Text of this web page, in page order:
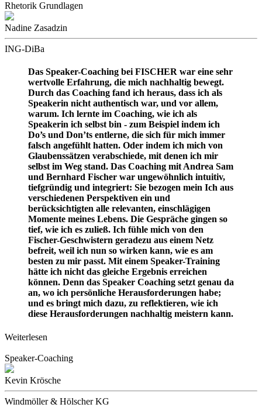
Rhetorik Grundlagen
Nadine Zasadzin
ING-DiBa
Das Speaker-Coaching bei FISCHER war eine sehr
wertvolle Erfahrung, die mich nachhaltig bewegt.
Durch das Coaching fand ich heraus, dass ich als
Speakerin nicht authentisch war, und vor allem,
warum. Ich lernte im Coaching, wie ich als
Speakerin ich selbst bin - zum Beispiel indem ich
Do’s und Don’ts entlerne, die sich für mich immer
falsch angefühlt hatten. Oder indem ich mich von
Glaubenssätzen verabschiede, mit denen ich mir
selbst im Weg stand. Das Coaching mit Andrea Sam
und Bernhard Fischer war ungewöhnlich intuitiv,
tiefgründig und integriert: Sie bezogen mein Ich aus
verschiedenen Perspektiven ein und
berücksichtigten alle relevanten, einschlägigen
Momente meines Lebens. Die Gespräche gingen so
tief, wie ich es zuließ. Ich fühle mich von den
Fischer-Geschwistern geradezu aus einem Netz
befreit, weil ich nun so wirken kann, wie es am
besten zu mir passt. Mit einem Speaker-Training
hätte ich nicht das gleiche Ergebnis erreichen
können. Denn das Speaker Coaching setzt genau da
an, wo ich persönliche Herausforderungen habe;
und es bringt mich dazu, zu reflektieren, wie ich
diese Herausforderungen nachhaltig meistern kann.
Weiterlesen
Speaker-Coaching
Kevin Krösche
Windmöller & Hölscher KG